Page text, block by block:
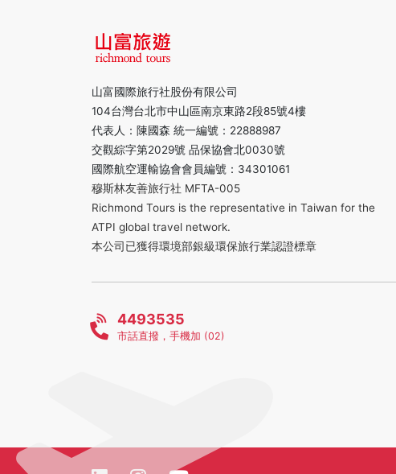
山富國際旅行社股份有限公司
104台灣台北市中山區南京東路2段85號4樓
代表人：陳國森 統一編號：22888987
交觀綜字第2029號 品保協會北0030號
國際航空運輸協會會員編號：34301061
穆斯林友善旅行社 MFTA-005
Richmond Tours is the representative in Taiwan for the
ATPI global travel network.
本公司已獲得環境部銀級環保旅行業認證標章
4493535
市話直撥，手機加 (02)